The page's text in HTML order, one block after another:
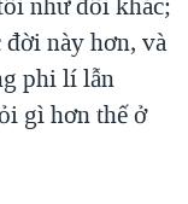
này hơn, và
phi lí lẫn
gì hơn thế ở